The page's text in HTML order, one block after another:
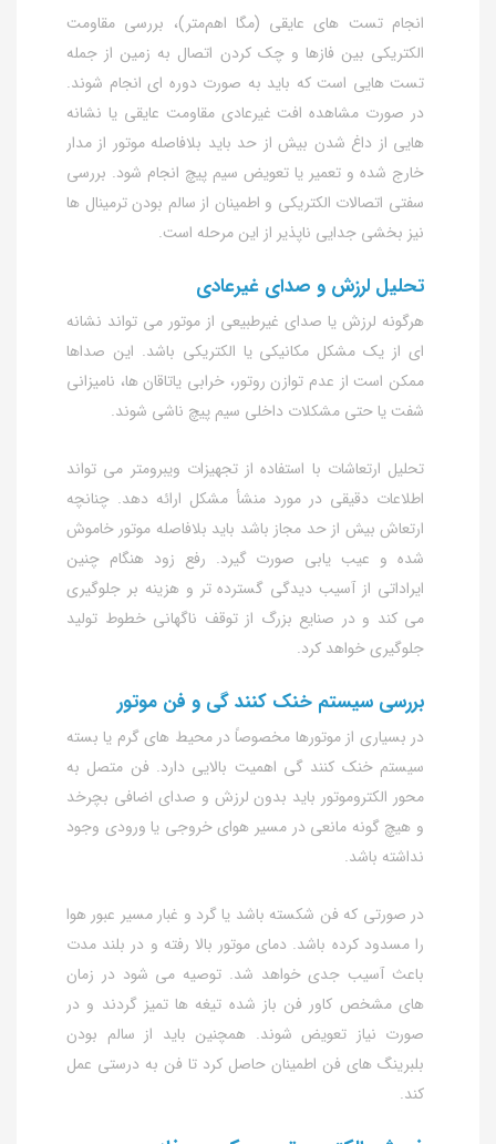
انجام تست‌ های عایقی (مگا اهم‌متر)، بررسی مقاومت
الکتریکی بین فازها و چک کردن اتصال به زمین از جمله
تست‌ هایی است که باید به‌ صورت دوره‌ ای انجام شوند.
در صورت مشاهده افت غیرعادی مقاومت عایقی یا نشانه‌
هایی از داغ‌ شدن بیش از حد باید بلافاصله موتور از مدار
خارج شده و تعمیر یا تعویض سیم‌ پیچ انجام شود. بررسی
سفتی اتصالات الکتریکی و اطمینان از سالم بودن ترمینال‌ ها
نیز بخشی جدایی‌ ناپذیر از این مرحله است.
تحلیل لرزش و صدای غیرعادی
هرگونه لرزش یا صدای غیرطبیعی از موتور می‌ تواند نشانه‌
ای از یک مشکل مکانیکی یا الکتریکی باشد. این صداها
ممکن است از عدم توازن روتور، خرابی یاتاقان‌ ها، نامیزانی
شفت یا حتی مشکلات داخلی سیم‌ پیچ ناشی شوند.
تحلیل ارتعاشات با استفاده از تجهیزات ویبرومتر می‌ تواند
اطلاعات دقیقی در مورد منشأ مشکل ارائه دهد. چنانچه
ارتعاش بیش از حد مجاز باشد باید بلافاصله موتور خاموش
شده و عیب‌ یابی صورت گیرد. رفع زود هنگام چنین
ایراداتی از آسیب‌ دیدگی گسترده‌ تر و هزینه‌ بر جلوگیری
می‌ کند و در صنایع بزرگ از توقف ناگهانی خطوط تولید
جلوگیری خواهد کرد.
بررسی سیستم خنک‌ کنند گی و فن موتور
در بسیاری از موتورها مخصوصاً در محیط‌ های گرم یا بسته
سیستم خنک‌ کنند گی اهمیت بالایی دارد. فن متصل به
محور الکتروموتور باید بدون لرزش و صدای اضافی بچرخد
و هیچ‌ گونه مانعی در مسیر هوای خروجی یا ورودی وجود
نداشته باشد.
در صورتی که فن شکسته باشد یا گرد و غبار مسیر عبور هوا
را مسدود کرده باشد. دمای موتور بالا رفته و در بلند مدت
باعث آسیب جدی خواهد شد. توصیه می‌ شود در زمان‌
های مشخص کاور فن باز شده تیغه‌ ها تمیز گردند و در
صورت نیاز تعویض شوند. همچنین باید از سالم بودن
بلبرینگ‌ های فن اطمینان حاصل کرد تا فن به‌ درستی عمل
کند.